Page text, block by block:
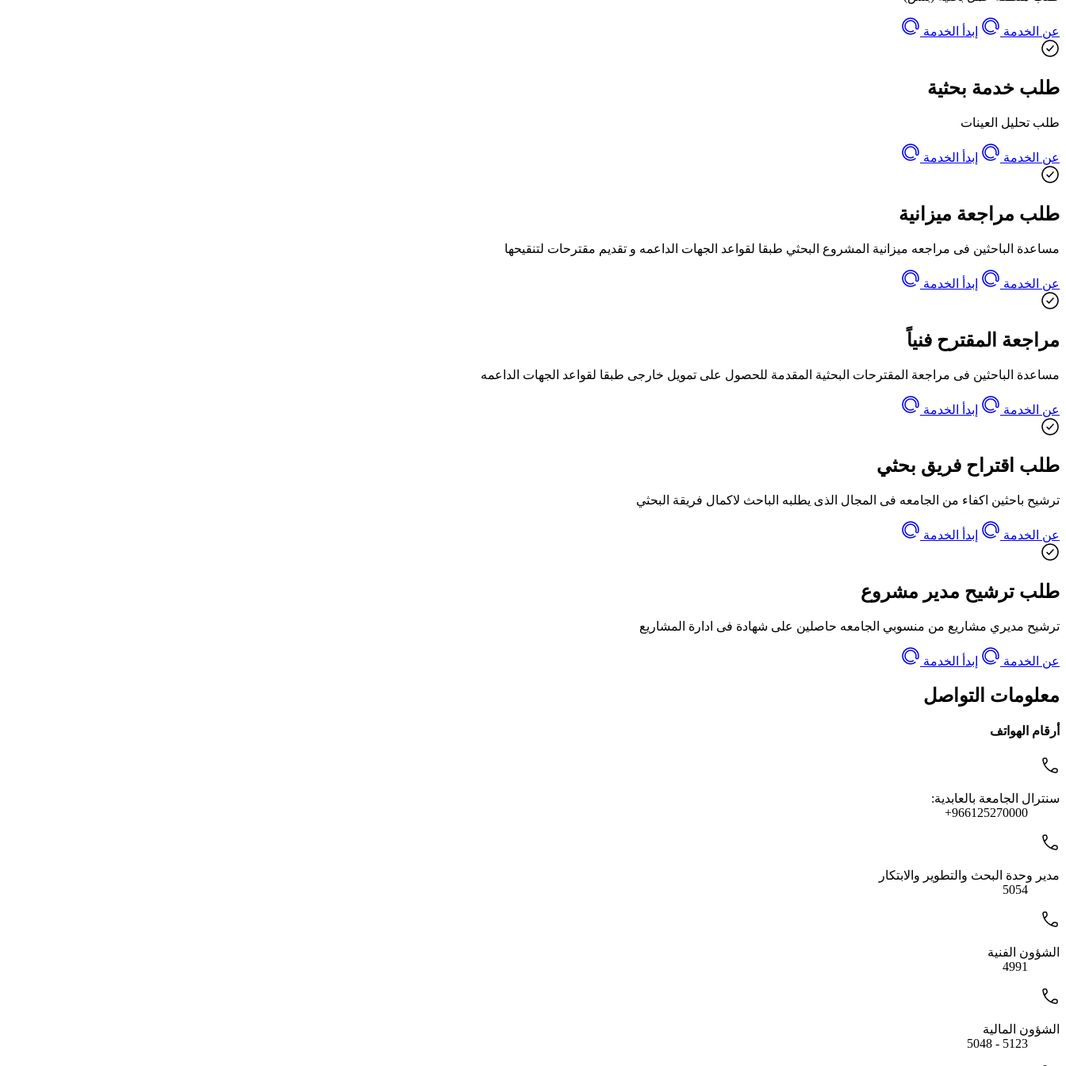
عن الخدمة إبدأ الخدمة
طلب خدمة بحثية
طلب تحليل العينات
عن الخدمة إبدأ الخدمة
طلب مراجعة ميزانية
مساعدة الباحثين فى مراجعه ميزانية المشروع البحثي طبقا لقواعد الجهات الداعمه و تقديم مقترحات لتنقيحها
عن الخدمة إبدأ الخدمة
مراجعة المقترح فنياً
مساعدة الباحثين فى مراجعة المقترحات البحثية المقدمة للحصول على تمويل خارجى طبقا لقواعد الجهات الداعمه
عن الخدمة إبدأ الخدمة
طلب اقتراح فريق بحثي
ترشيح باحثين اكفاء من الجامعه فى المجال الذى يطلبه الباحث لاكمال فريقة البحثي
عن الخدمة إبدأ الخدمة
طلب ترشيح مدير مشروع
ترشيح مديري مشاريع من منسوبي الجامعه حاصلين على شهادة فى ادارة المشاريع
عن الخدمة إبدأ الخدمة
معلومات التواصل
أرقام الهواتف
سنترال الجامعة بالعابدية:
966125270000+
مدير وحدة البحث والتطوير والابتكار
5054
الشؤون الفنية
4991
الشؤون المالية
5123 - 5048